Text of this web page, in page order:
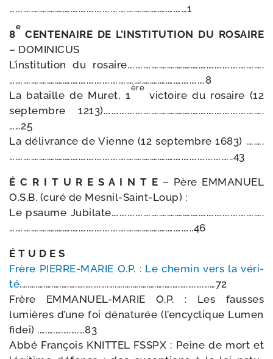
….….….….….….….….….….….….….….….….….….….….….……1
8
e
CENTENAIRE DE L’INSTITUTION DU ROSAIRE
– DOMINICUS
L’institution du rosaire.….….….….….….….….….….….….….….….….….
….….….….….….….….….….….….….….….….….….….….….….….….…8
La bataille de Muret, 1
ère
vic­toire du rosaire (12
sep­tembre 1213).….….….….….….….….….….….….….….….….….….….….
……25
La déli­vrance de Vienne (12 sep­tembre 1683) .….….
….….….….….….….….….….….….….….….….….….….….….….….….….….….…..43
É C R I T U R E S A I N T E – Père EMMANUEL
O.S.B. (curé de Mesnil-Saint-Loup) :
Le psaume Jubilate.….….….….….….….….….….….….….….….….….….….
….….….….….….….….….….….….….….….….….….….….….….…..46
É T U D E S
Frère PIERRE-​MARIE O.P. : Le che­min vers la véri­
té.….….….….….….….….….….….….….….….….….….….….….….….……72
Frère EMMANUEL-​MARIE O.P. : Les fausses
lumières d’une foi déna­tu­rée (l’en­cy­clique Lumen
fidei) .….….….….….…83
Abbé François KNITTEL FSSPX : Peine de mort et